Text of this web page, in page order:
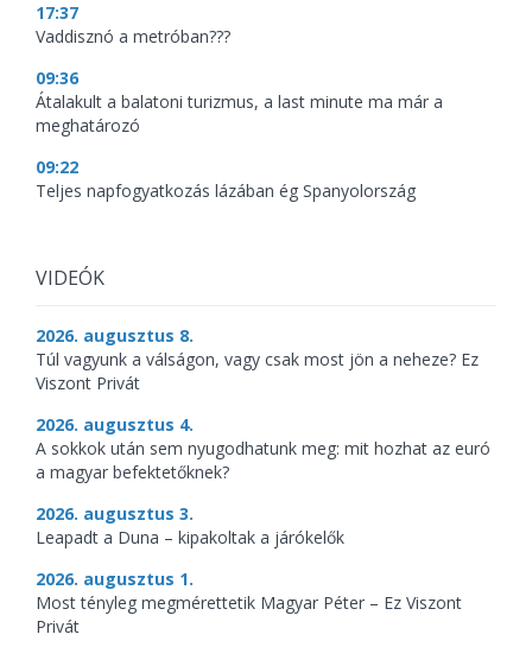
17:37
Vaddisznó a metróban???
09:36
Átalakult a balatoni turizmus, a last minute ma már a
meghatározó
09:22
Teljes napfogyatkozás lázában ég Spanyolország
VIDEÓK
2026. augusztus 8.
Túl vagyunk a válságon, vagy csak most jön a neheze? Ez
Viszont Privát
2026. augusztus 4.
A sokkok után sem nyugodhatunk meg: mit hozhat az euró
a magyar befektetőknek?
2026. augusztus 3.
Leapadt a Duna – kipakoltak a járókelők
2026. augusztus 1.
Most tényleg megmérettetik Magyar Péter – Ez Viszont
Privát